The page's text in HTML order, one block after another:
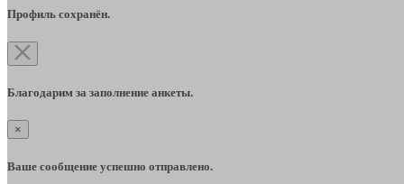
Профиль сохранён.
Благодарим за заполнение анкеты.
×
Ваше сообщение успешно отправлено.